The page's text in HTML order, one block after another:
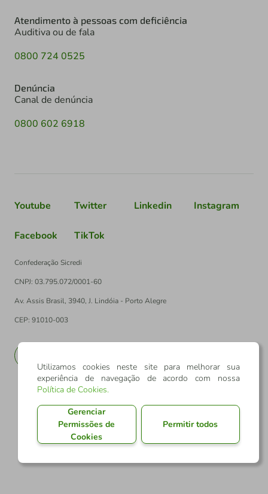
Atendimento à pessoas com deficiência
Auditiva ou de fala
0800 724 0525
Denúncia
Canal de denúncia
0800 602 6918
Youtube Twitter Linkedin Instagram
Facebook TikTok
Confederação Sicredi
CNPJ: 03.795.072/0001-60
Av. Assis Brasil, 3940, J. Lindóia - Porto Alegre
CEP: 91010-003
Utilizamos cookies neste site para melhorar sua
experiência de navegação de acordo com nossa
Política de Cookies.
Gerenciar
Permissões de
Cookies
Permitir todos